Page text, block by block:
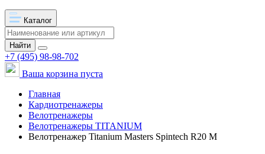
Каталог
Найти
+7 (495) 98-98-702
Ваша корзина пуста
Главная
Кардиотренажеры
Велотренажеры
Велотренажеры TITANIUM
Велотренажер Titanium Masters Spintech R20 M